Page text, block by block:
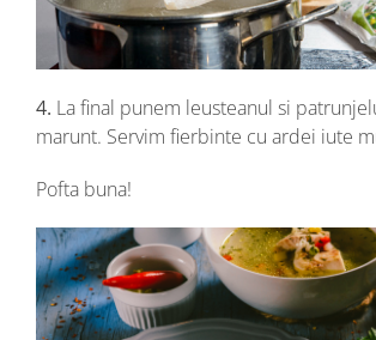
4. La final punem leusteanul si
marunt. Servim fierbinte cu ardei iute
Pofta buna!